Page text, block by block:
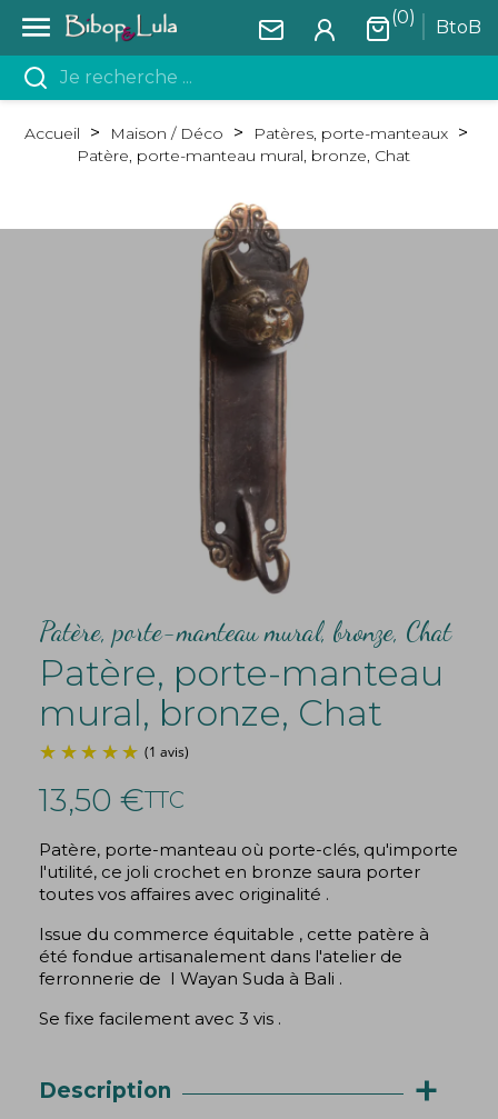
 BtoB
(0)
Accueil Maison / Déco
Patères, porte-manteaux
Patère, porte-manteau mural, bronze, Chat
Patère, porte-manteau mural, bronze, Chat
Patère, porte-manteau
mural, bronze, Chat
(1 avis)
13,50 €TTC
Patère, porte-manteau où porte-clés, qu'importe
l'utilité, ce joli crochet en bronze saura porter
toutes vos affaires avec originalité .
Issue du commerce équitable , cette patère à
été fondue artisanalement dans l'atelier de
ferronnerie de I Wayan Suda à Bali .
Se fixe facilement avec 3 vis .
Description +